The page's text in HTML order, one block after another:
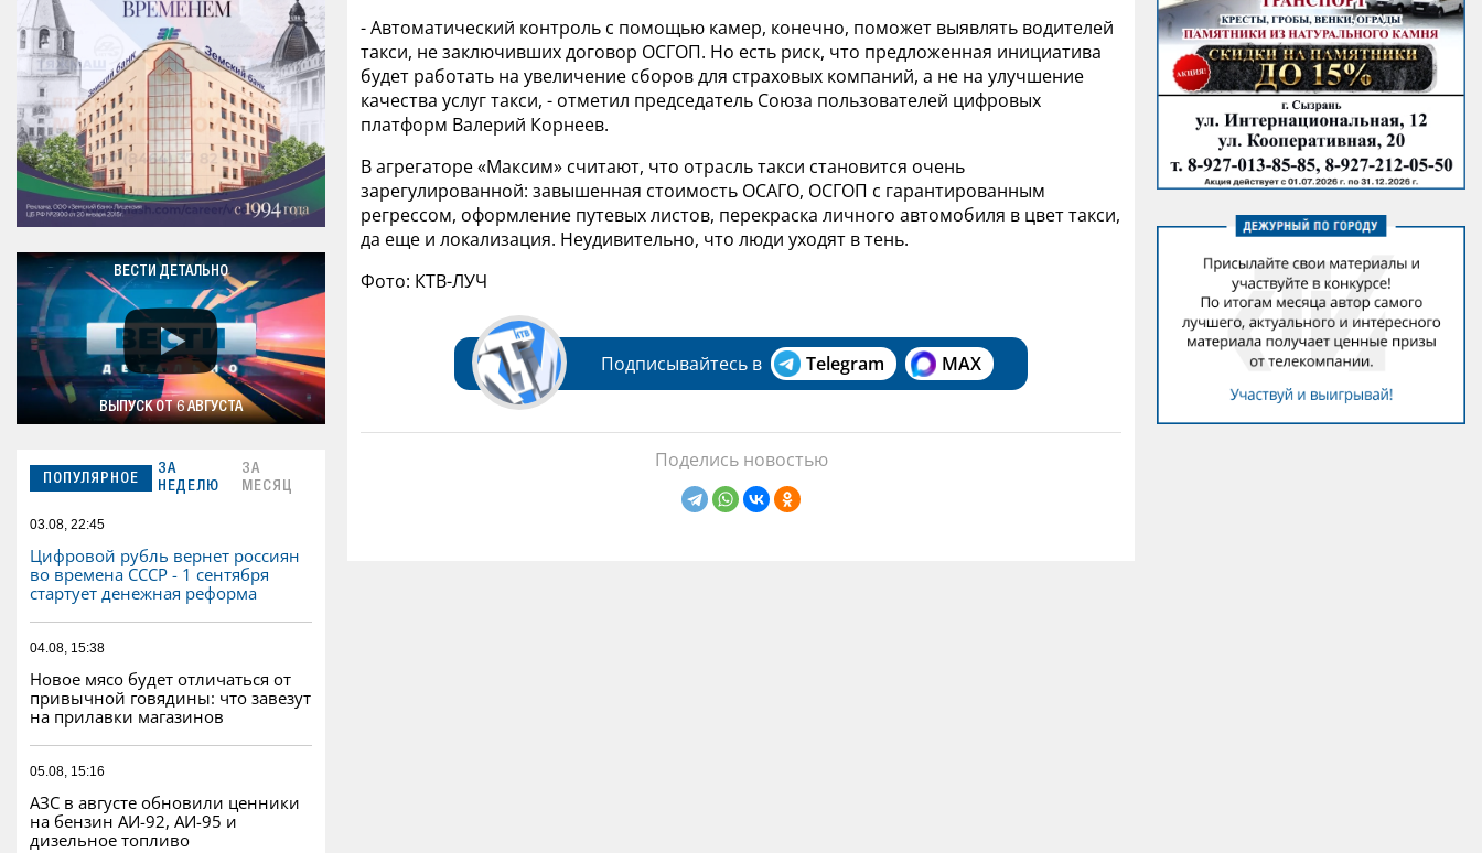
ВЕСТИ ДЕТАЛЬНО
ВЫПУСК ОТ 6 АВГУСТА
ПОПУЛЯРНОЕ
ЗА
НЕДЕЛЮ
ЗА
МЕСЯЦ
03.08, 22:45
Цифровой рубль вернет россиян
во времена СССР - 1 сентября
стартует денежная реформа
04.08, 15:38
Новое мясо будет отличаться от
привычной говядины: что завезут
на прилавки магазинов
05.08, 15:16
АЗС в августе обновили ценники
на бензин АИ-92, АИ-95 и
дизельное топливо
- Автоматический контроль с помощью камер, конечно, поможет выявлять водителей
такси, не заключивших договор ОСГОП. Но есть риск, что предложенная инициатива
будет работать на увеличение сборов для страховых компаний, а не на улучшение
качества услуг такси, - отметил председатель Союза пользователей цифровых
платформ Валерий Корнеев.
В агрегаторе «Максим» считают, что отрасль такси становится очень
зарегулированной: завышенная стоимость ОСАГО, ОСГОП с гарантированным
регрессом, оформление путевых листов, перекраска личного автомобиля в цвет такси,
да еще и локализация. Неудивительно, что люди уходят в тень.
Фото: КТВ-ЛУЧ
Подписывайтесь в Telegram MAX
Поделись новостью